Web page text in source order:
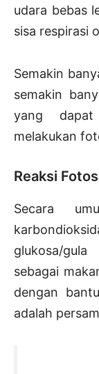
udara bebas
sisa respirasi
Semakin
semakin
yang dapat
melakukan
Reaksi
Secara
glukosa/
sebagai
dengan
adalah